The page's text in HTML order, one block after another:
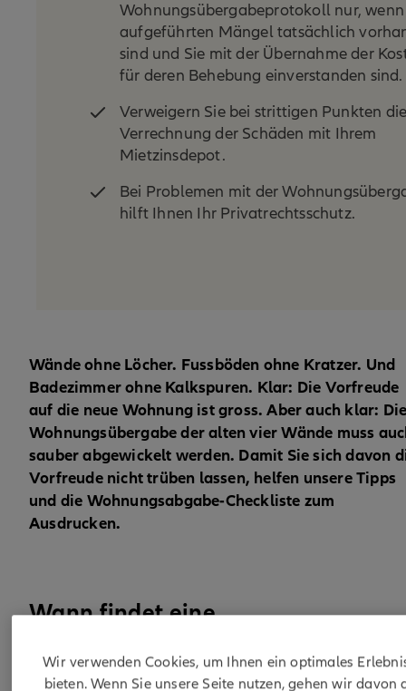
Wohnungsübergabeprotokoll nur,
aufgeführten Mängel tatsächlich
sind und Sie mit der Übernahme der
für deren Behebung einverstanden sind.
Verweigern Sie bei strittigen Punkten
Verrechnung der Schäden mit Ihrem
Mietzinsdepot.
Bei Problemen mit der
hilft Ihnen Ihr Privatrechtsschutz.
Wände ohne Löcher. Fussböden ohne Kratzer. Und
Badezimmer ohne Kalkspuren. Klar: Die Vorfreude
auf die neue Wohnung ist gross. Aber auch klar:
Wohnungsübergabe der alten vier Wände muss
sauber abgewickelt werden. Damit Sie sich davon
Vorfreude nicht trüben lassen, helfen unsere Tipps
und die Wohnungsabgabe-Checkliste zum
Ausdrucken.
Wann findet eine
Wir verwenden Cookies, um Ihnen ein optimales
bieten. Wenn Sie unsere Seite nutzen, gehen wir davon